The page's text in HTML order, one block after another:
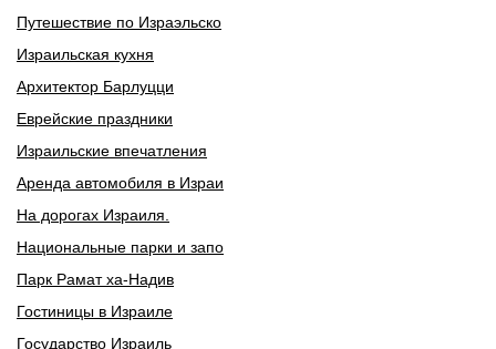
Путешествие по Израэльско
Израильская кухня
Архитектор Барлуцци
Еврейские праздники
Израильские впечатления
Аренда автомобиля в Израи
На дорогах Израиля.
Национальные парки и запо
Парк Рамат ха-Надив
Гостиницы в Израиле
Государство Израиль